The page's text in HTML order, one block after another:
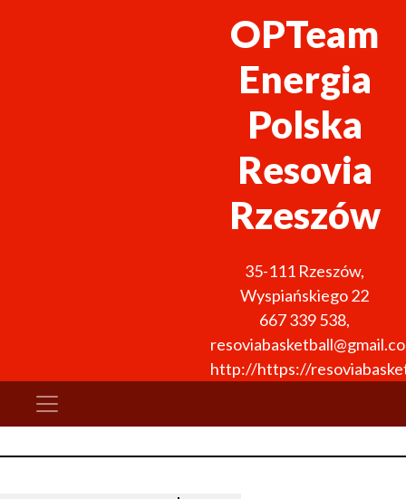
OPTeam
Energia
Polska
Resovia
Rzeszów
35-111 Rzeszów,
Wyspiańskiego 22
667 339 538,
http://https://